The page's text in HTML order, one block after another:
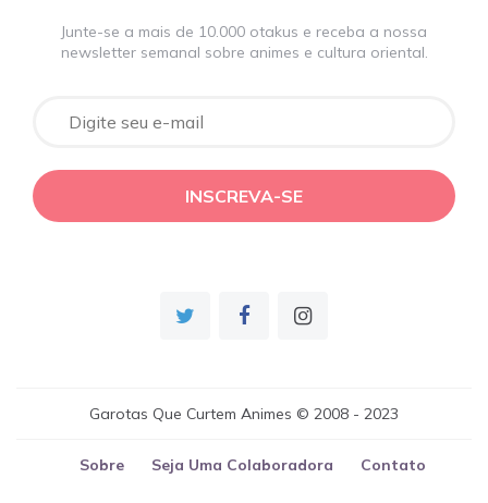
Junte-se a mais de 10.000 otakus e receba a nossa
newsletter semanal sobre animes e cultura oriental.
Garotas Que Curtem Animes © 2008 - 2023
Sobre Seja Uma Colaboradora Contato